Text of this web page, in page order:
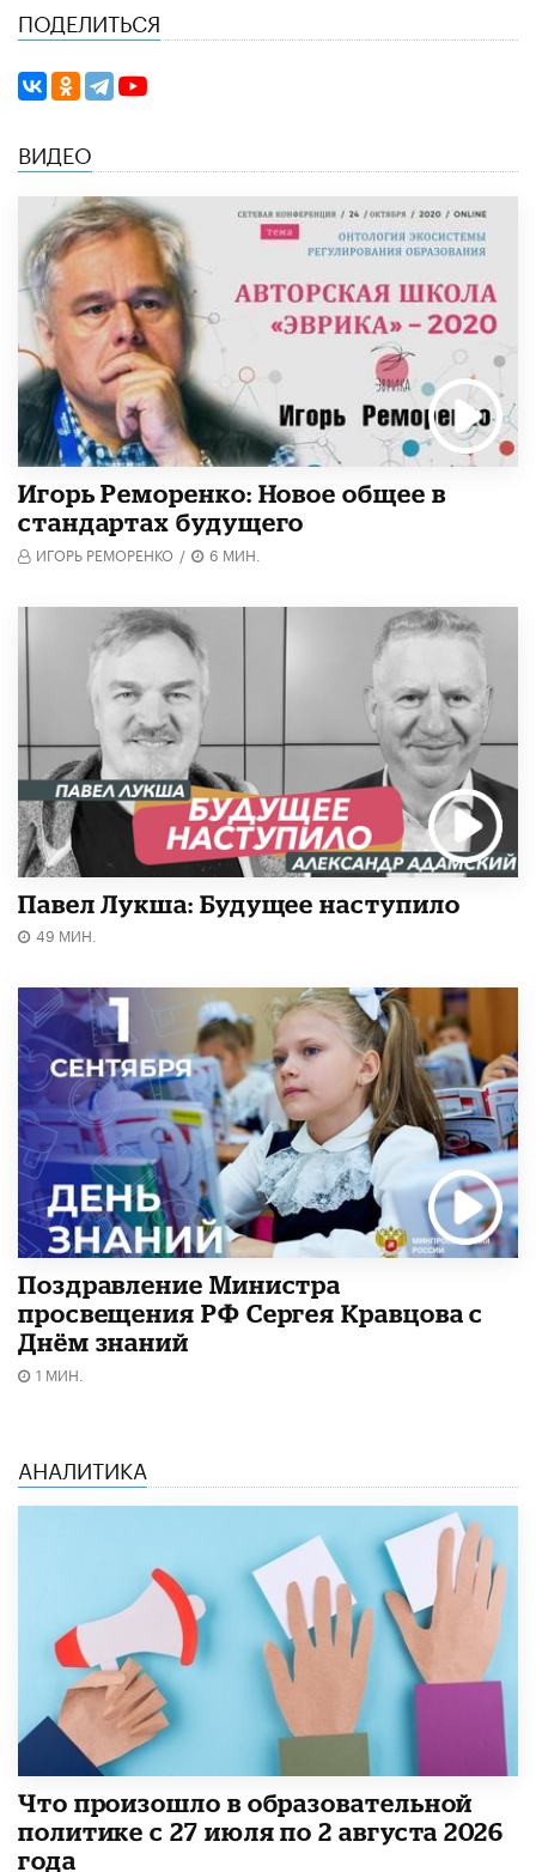
ПОДЕЛИТЬСЯ
ВИДЕО
Игорь Реморенко: Новое общее в
стандартах будущего
ИГОРЬ РЕМОРЕНКО / 6 МИН.
Павел Лукша: Будущее наступило
49 МИН.
Поздравление Министра
просвещения РФ Сергея Кравцова с
Днём знаний
1 МИН.
АНАЛИТИКА
​Что произошло в образовательной
политике с 27 июля по 2 августа 2026
года